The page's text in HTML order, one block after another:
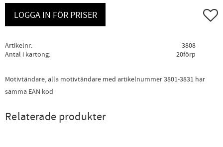
LOGGA IN FÖR PRISER Lägg
Artikelnr
3808
Antal i kartong
20förp
Motivtändare, alla motivtändare med artikelnummer 3801-3831 har
samma EAN kod
Relaterade produkter